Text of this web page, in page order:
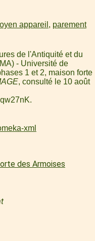
appareil , parement
de l'Antiquité et du
- Université de
1 et 2, maison forte
, consulté le 10 août
.
xml
des Armoises